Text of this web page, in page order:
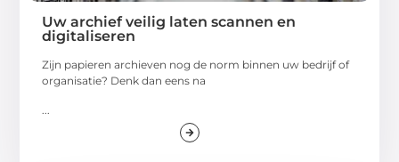
Uw archief veilig laten scannen en
digitaliseren
Zijn papieren archieven nog de norm binnen uw bedrijf of
organisatie? Denk dan eens na